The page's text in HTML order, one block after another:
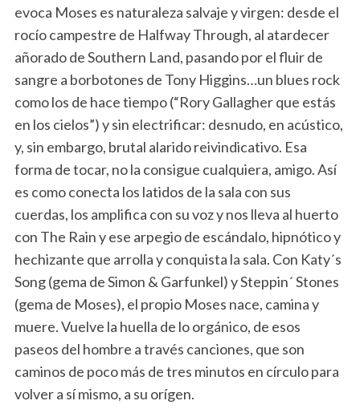
evoca Moses es naturaleza salvaje y virgen: desde el
rocío campestre de Halfway Through, al atardecer
añorado de Southern Land, pasando por el fluir de
sangre a borbotones de Tony Higgins…un blues rock
como los de hace tiempo (“Rory Gallagher que estás
en los cielos”) y sin electrificar: desnudo, en acústico,
y, sin embargo, brutal alarido reivindicativo. Esa
forma de tocar, no la consigue cualquiera, amigo. Así
es como conecta los latidos de la sala con sus
cuerdas, los amplifica con su voz y nos lleva al huerto
con The Rain y ese arpegio de escándalo, hipnótico y
hechizante que arrolla y conquista la sala. Con Katy´s
Song (gema de Simon & Garfunkel) y Steppin´ Stones
(gema de Moses), el propio Moses nace, camina y
muere. Vuelve la huella de lo orgánico, de esos
paseos del hombre a través canciones, que son
caminos de poco más de tres minutos en círculo para
volver a sí mismo, a su orígen.